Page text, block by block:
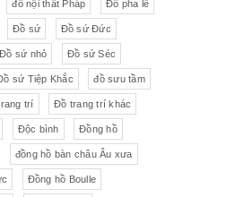
đồ nội thất Pháp Đồ pha lê
Đồ sứ Đồ sứ Đức
Đồ sứ nhỏ Đồ sứ Séc
sứ Tiệp Khắc đồ sưu tầm
trí Đồ trang trí khác
Độc bình Đồng hồ
đồng hồ bàn châu Âu xưa
Đồng hồ Boulle